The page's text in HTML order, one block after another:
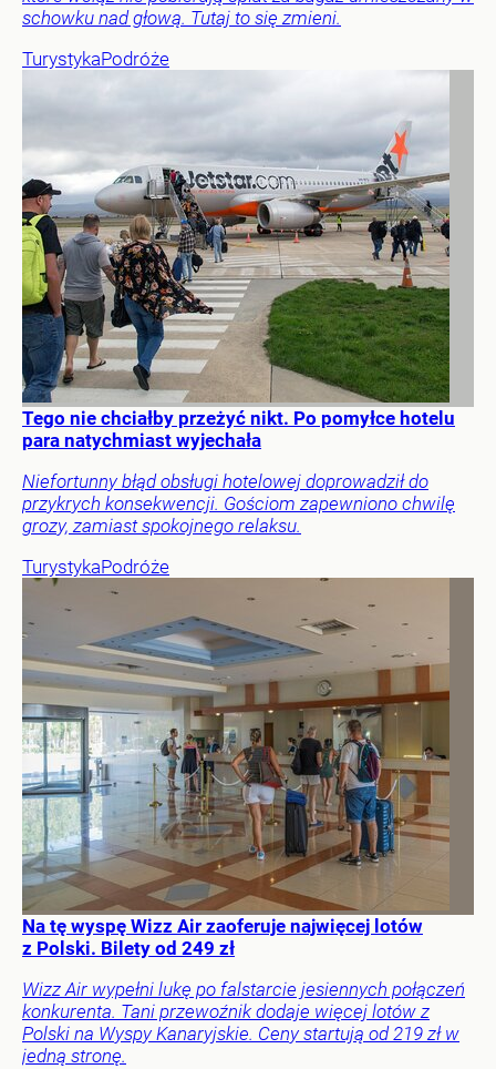
schowku nad głową. Tutaj to się zmieni.
TurystykaPodróże
Tego nie chciałby przeżyć nikt. Po pomyłce hotelu
para natychmiast wyjechała
Niefortunny błąd obsługi hotelowej doprowadził do
przykrych konsekwencji. Gościom zapewniono chwilę
grozy, zamiast spokojnego relaksu.
TurystykaPodróże
Na tę wyspę Wizz Air zaoferuje najwięcej lotów
z Polski. Bilety od 249 zł
Wizz Air wypełni lukę po falstarcie jesiennych połączeń
konkurenta. Tani przewoźnik dodaje więcej lotów z
Polski na Wyspy Kanaryjskie. Ceny startują od 219 zł w
jedną stronę.